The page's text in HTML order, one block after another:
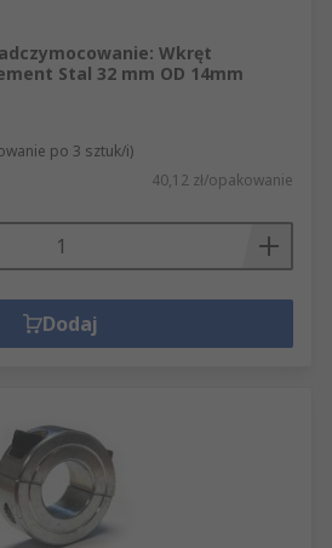
Wkręt
Stal 32 mm OD 14mm
po 3 sztuk/i)
40,12 zł/opakowanie
Dodaj